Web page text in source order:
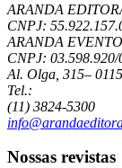
ARANDA
CNPJ:
ARANDA
CNPJ: 03.598.920/
Al. Olga, 315–
Tel.:
(11) 3824-5300
Nossas revistas